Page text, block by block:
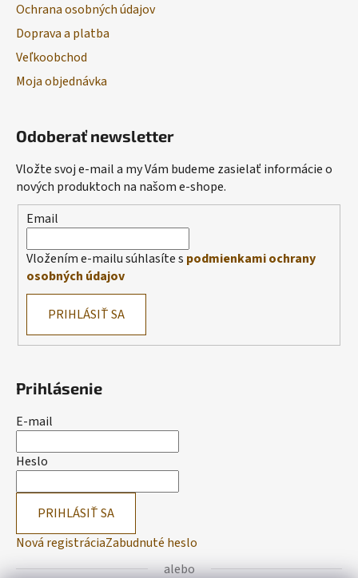
Ochrana osobných údajov
Doprava a platba
Veľkoobchod
Moja objednávka
Odoberať newsletter
Vložte svoj e-mail a my Vám budeme zasielať informácie o
nových produktoch na našom e-shope.
Email
Vložením e-mailu súhlasíte s podmienkami ochrany
osobných údajov
PRIHLÁSIŤ SA
Prihlásenie
E-mail
Heslo
PRIHLÁSIŤ SA
Nová registráciaZabudnuté heslo
alebo